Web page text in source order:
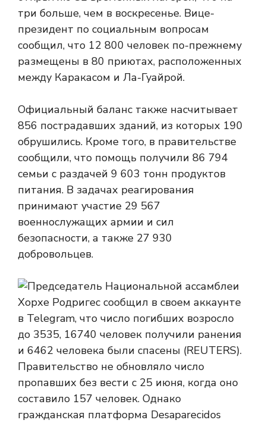
три больше, чем в воскресенье. Вице-
президент по социальным вопросам
сообщил, что 12 800 человек по-прежнему
размещены в 80 приютах, расположенных
между Каракасом и Ла-Гуайрой.
Официальный баланс также насчитывает
856 пострадавших зданий, из которых 190
обрушились. Кроме того, в правительстве
сообщили, что помощь получили 86 794
семьи с раздачей 9 603 тонн продуктов
питания. В задачах реагирования
принимают участие 29 567
военнослужащих армии и сил
безопасности, а также 27 930
добровольцев.
Правительство не обновляло число
пропавших без вести с 25 июня, когда оно
составило 157 человек. Однако
гражданская платформа Desaparecidos